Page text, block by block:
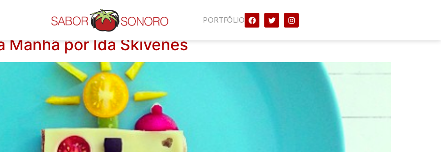
PORTFÓLIO
Manhã por Ida Skivenes